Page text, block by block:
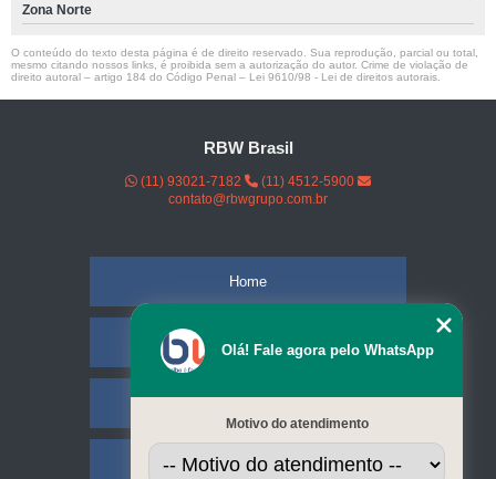
Zona Norte
O conteúdo do texto desta página é de direito reservado. Sua reprodução, parcial ou total,
mesmo citando nossos links, é proibida sem a autorização do autor. Crime de violação de
direito autoral – artigo 184 do Código Penal – Lei 9610/98 - Lei de direitos autorais
RBW Brasil
(11) 93021-7182
(11) 4512-5900
contato@rbwgrupo.com.br
Home
Empresa
Serviços
Olá! Fale agora pelo WhatsApp
Motivo do atendimento